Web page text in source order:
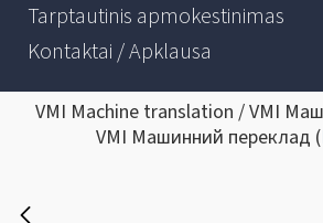
Tarptautinis apmokestinimas
Kontaktai / Apklausa
VMI Machine translation / VMI
VMI Машинний переклад (